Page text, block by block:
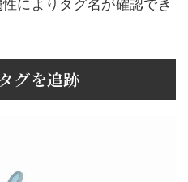
によりタグ名が確認でき
グを追跡